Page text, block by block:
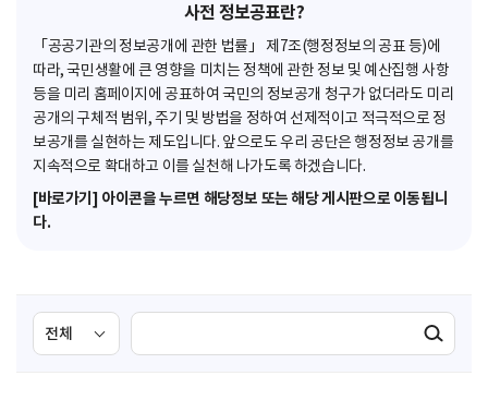
사전 정보공표란?
「공공기관의 정보공개에 관한 법률」 제7조(행정정보의 공표 등)에
따라, 국민생활에 큰 영향을 미치는 정책에 관한 정보 및 예산집행 사항
등을 미리 홈페이지에 공표하여 국민의 정보공개 청구가 없더라도 미리
공개의 구체적 범위, 주기 및 방법을 정하여 선제적이고 적극적으로 정
보공개를 실현하는 제도입니다. 앞으로도 우리 공단은 행정정보 공개를
지속적으로 확대하고 이를 실천해 나가도록 하겠습니다.
[바로가기] 아이콘을 누르면 해당정보 또는 해당 게시판으로 이동됩니
다.
검
색
색
검색실행